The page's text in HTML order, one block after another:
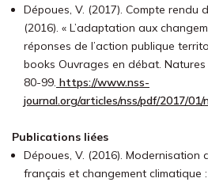
Dépoues, V. (2017). Compte rendu
(2016). « L’adaptation aux
réponses de l’action publique
books Ouvrages en débat. Natures
80-99. https://www.nss-
journal.org/articles/nss/pdf/2017/01/
Publications liées
Dépoues, V. (2016). Modernisation
français et changement climatique